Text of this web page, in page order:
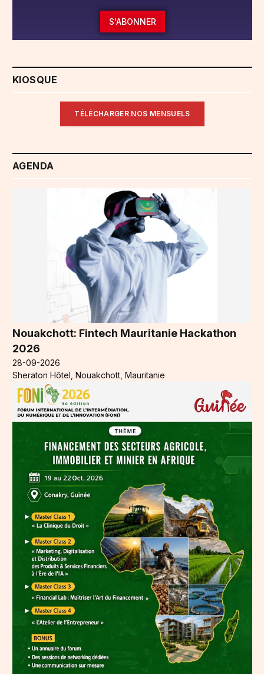
S'ABONNER
KIOSQUE
TÉLÉCHARGER NOS MENSUELS
AGENDA
Nouakchott: Fintech Mauritanie Hackathon
2026
28-09-2026
Sheraton Hôtel, Nouakchott, Mauritanie